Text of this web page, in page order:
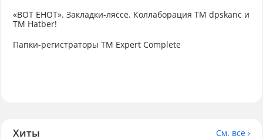
«ВОТ ЕНОТ». Закладки-ляссе. Коллаборация TM dpskanc и
ТМ Hatber!
Папки-регистраторы ТМ Expert Complete
Хиты См. все ›